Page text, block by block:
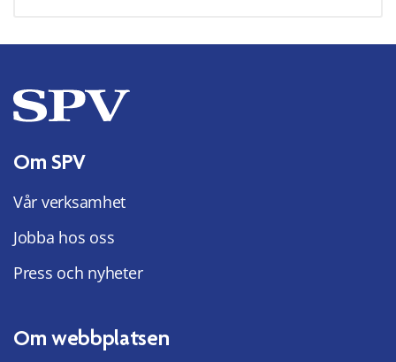
Om SPV
Vår verksamhet
Jobba hos oss
Press och nyheter
Om webbplatsen